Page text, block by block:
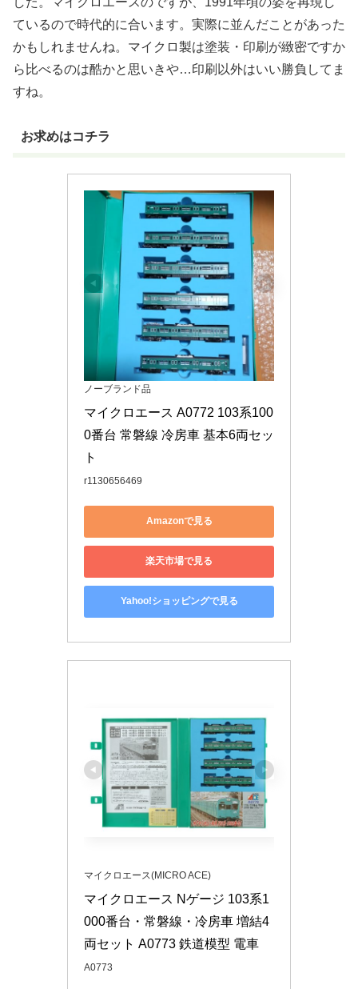
ているので時代的に合います。実際に並んだことがあった
かもしれませんね。マイクロ製は塗装・印刷が緻密ですか
ら比べるのは酷かと思いきや…印刷以外はいい勝負してま
すね。
お求めはコチラ
ノーブランド品
マイクロエース A0772 103系100
0番台 常磐線 冷房車 基本6両セッ
ト
r1130656469
Amazonで見る
楽天市場で見る
Yahoo!ショッピングで見る
マイクロエース(MICRO ACE)
マイクロエース Nゲージ 103系1
000番台・常磐線・冷房車 増結4
両セット A0773 鉄道模型 電車
A0773